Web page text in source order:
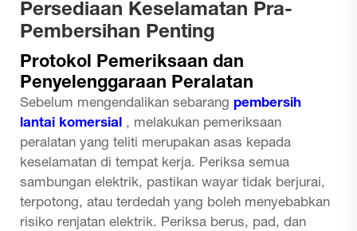
Persediaan Keselamatan Pra-
Pembersihan Penting
Protokol Pemeriksaan dan
Penyelenggaraan Peralatan
Sebelum mengendalikan sebarang pembersih
lantai komersial , melakukan pemeriksaan
peralatan yang teliti merupakan asas kepada
keselamatan di tempat kerja. Periksa semua
sambungan elektrik, pastikan wayar tidak berjurai,
terpotong, atau terdedah yang boleh menyebabkan
risiko renjatan elektrik. Periksa berus, pad, dan